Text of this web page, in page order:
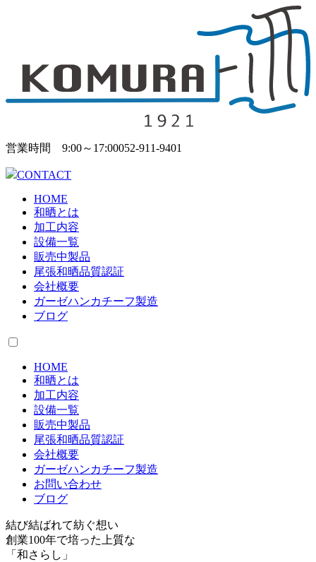
営業時間 9:00～17:00052-911-9401
CONTACT
HOME
和晒とは
加工内容
設備一覧
販売中製品
尾張和晒品質認証
会社概要
ガーゼハンカチーフ製造
ブログ
HOME
和晒とは
加工内容
設備一覧
販売中製品
尾張和晒品質認証
会社概要
ガーゼハンカチーフ製造
お問い合わせ
ブログ
結び結ばれて紡ぐ想い
創業100年で培った上質な
「和さらし」